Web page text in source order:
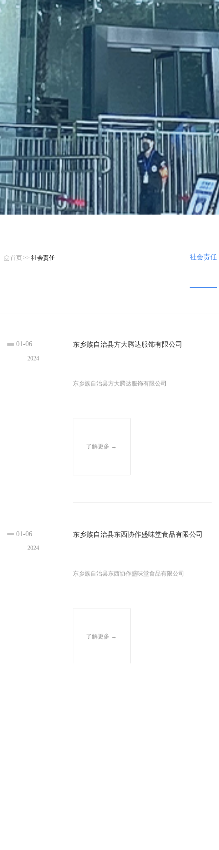
首页 >> 社会责任 社会责任
01-06
2024
东乡族自治县方大腾达服饰有限公司
东乡族自治县方大腾达服饰有限公司
了解更多 →
01-06
2024
东乡族自治县东西协作盛味堂食品有限公司
东乡族自治县东西协作盛味堂食品有限公司
了解更多 →